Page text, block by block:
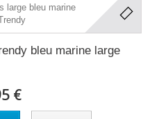
bleu marine large
€